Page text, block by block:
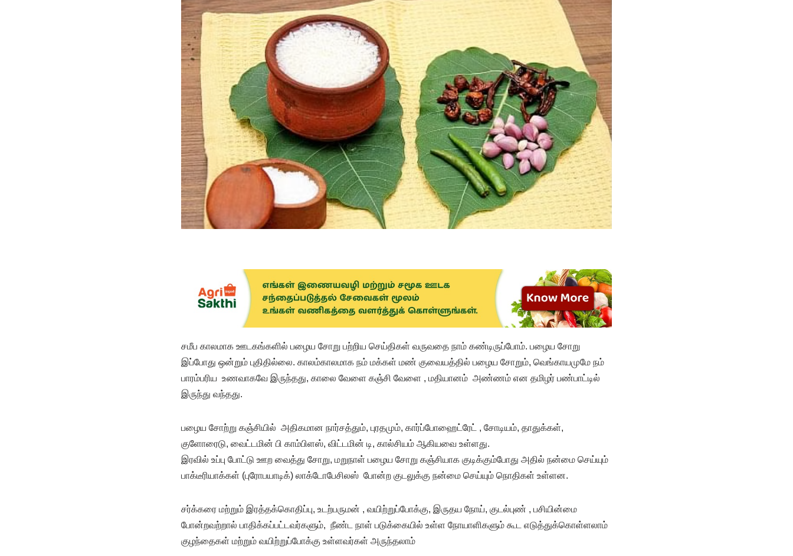
சமீப காலமாக ஊடகங்களில் பழைய சோறு பற்றிய செய்திகள் வருவதை நாம் கண்டிருப்போம். பழைய சோறு
இப்போது ஒன்றும் புதிதில்லை. காலம்காலமாக நம் மக்கள் மண் குவையத்தில் பழைய சோறும், வெங்காயமுமே நம்
பாரம்பரிய உணவாகவே இருந்தது, காலை வேளை கஞ்சி வேளை , மதியானம் அண்ணம் என தமிழர் பண்பாட்டில்
இருந்து வந்தது.
பழைய சோற்று கஞ்சியில் அதிகமான நார்சத்தும், புரதமும், கார்ப்போஹைட்ரேட் , சோடியம், தாதுக்கள்,
குளோரைடு, வைட்டமின் பி காம்பிளஸ், விட்டமின் டி, கால்சியம் ஆகியவை உள்ளது.
இரவில் உப்பு போட்டு ஊற வைத்து சோறு, மறுநாள் பழைய சோறு கஞ்சியாக குடிக்கும்போது அதில் நன்மை செய்யும்
பாக்டீரியாக்கள் (புரோபயாடிக்) லாக்டோபேசிலஸ் போன்ற குடலுக்கு நன்மை செய்யும் நொதிகள் உள்ளன.
சர்க்கரை மற்றும் இரத்தக்கொதிப்பு, உடற்பருமன் , வயிற்றுப்போக்கு, இருதய நோய், குடல்புண் , பசியின்மை
போன்றவற்றால் பாதிக்கப்பட்டவர்களும், நீண்ட நாள் படுக்கையில் உள்ள நோயாளிகளும் கூட எடுத்துக்கொள்ளலாம்
குழந்தைகள் மற்றும் வயிற்றுப்போக்கு உள்ளவர்கள் அருந்தலாம்